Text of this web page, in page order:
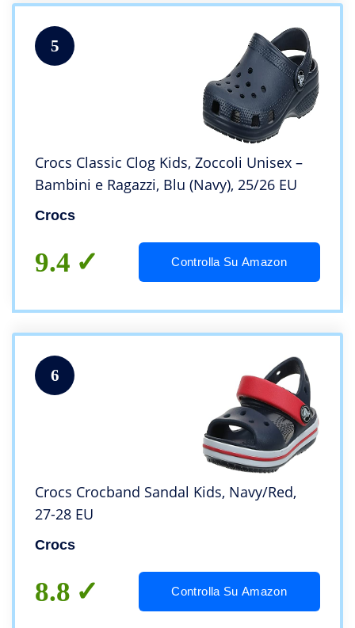
5
Crocs Classic Clog Kids, Zoccoli Unisex –
Bambini e Ragazzi, Blu (Navy), 25/26 EU
Crocs
9.4 Controlla Su Amazon
6
Crocs Crocband Sandal Kids, Navy/Red,
27-28 EU
Crocs
8.8 Controlla Su Amazon